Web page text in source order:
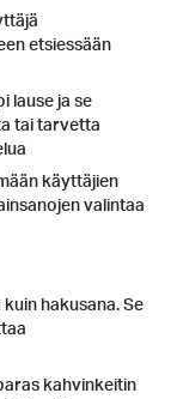
etsiessään
lause ja se
tai tarvetta
käyttäjien
valintaa
hakusana. Se
kahvinkeitin